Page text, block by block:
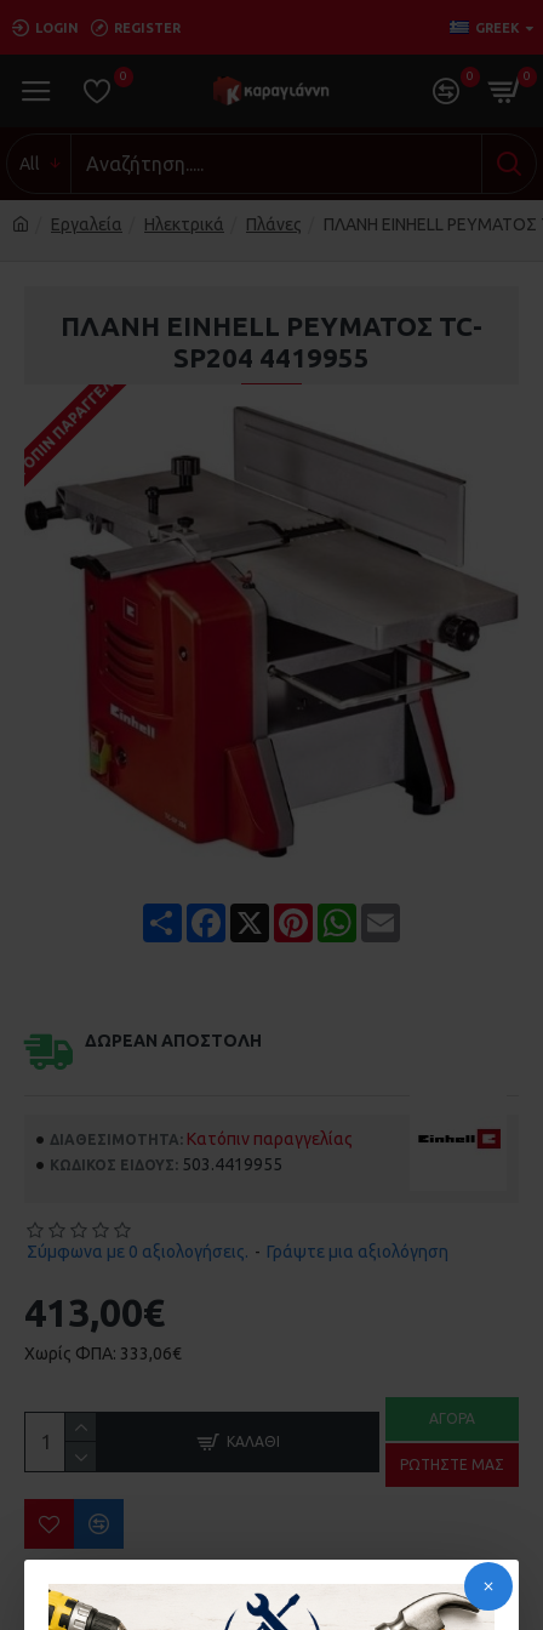
LOGIN REGISTER GREEK
0 0 0
All
Εργαλεία Ηλεκτρικά Πλάνες ΠΛΑΝΗ EINHELL ΡΕΥΜΑΤΟΣ
ΠΛΑΝΗ EINHELL ΡΕΥΜΑΤΟΣ TC-
SP204 4419955
ΠΑΡΑΓΓΕΛΊΑΣ
Share Facebook PinterestWhatsApp
ΔΩΡΕΆΝ ΑΠΟΣΤΟΛΉ
ΔΙΑΘΕΣΙΜΌΤΗΤΑ: Κατόπιν παραγγελίας
ΚΩΔΙΚΌΣ ΕΊΔΟΥΣ: 503.4419955
Σύμφωνα με 0 αξιολογήσεις. - Γράψτε μια αξιολόγηση
413,00€
Χωρίς ΦΠΑ: 333,06€
ΚΑΛΆΘΙ
ΑΓΟΡΆ
ΡΩΤΉΣΤΕ ΜΑΣ
ΠΕΡΙΣΣΌΤΕΡΑ ΑΠΌ ΤΗΝ ΙΔΙΑ ΜΆΡΚΑ